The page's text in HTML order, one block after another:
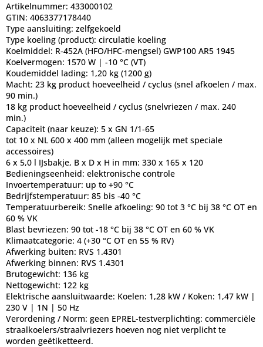
Artikelnummer: 433000102
GTIN: 4063377178440
Type aansluiting: zelfgekoeld
Type koeling (product): circulatie koeling
Koelmiddel: R-452A (HFO/HFC-mengsel) GWP100 AR5 1945
Koelvermogen: 1570 W | -10 °C (VT)
Koudemiddel lading: 1,20 kg (1200 g)
Macht: 23 kg product hoeveelheid / cyclus (snel afkoelen / max.
90 min.)
18 kg product hoeveelheid / cyclus (snelvriezen / max. 240
min.)
Capaciteit (naar keuze): 5 x GN 1/1-65
tot 10 x NL 600 x 400 mm (alleen mogelijk met speciale
accessoires)
6 x 5,0 l IJsbakje, B x D x H in mm: 330 x 165 x 120
Bedieningseenheid: elektronische controle
Invoertemperatuur: up to +90 °C
Bedrijfstemperatuur: 85 bis -40 °C
Temperatuurbereik: Snelle afkoeling: 90 tot 3 °C bij 38 °C OT en
60 % VK
Blast bevriezen: 90 tot -18 °C bij 38 °C OT en 60 % VK
Klimaatcategorie: 4 (+30 °C OT en 55 % RV)
Afwerking buiten: RVS 1.4301
Afwerking binnen: RVS 1.4301
Brutogewicht: 136 kg
Nettogewicht: 122 kg
Elektrische aansluitwaarde: Koelen: 1,28 kW / Koken: 1,47 kW |
230 V | 1N | 50 Hz
Verordening / Norm: geen EPREL-testverplichting: commerciële
straalkoelers/straalvriezers hoeven nog niet verplicht te
worden geëtiketteerd.